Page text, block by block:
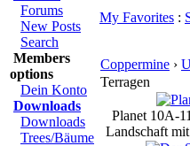
Forums
New Posts
Search
Members
options
Dein Konto
Downloads
Downloads
Trees/Bäume
My Favorites :
Coppermine ›
Terragen
Planet 10A-
Landschaft